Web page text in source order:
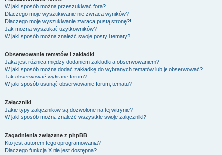
W jaki sposób można przeszukiwać fora?
Dlaczego moje wyszukiwanie nie zwraca wyników?
Dlaczego moje wyszukiwanie zwraca pustą stronę?!
Jak można wyszukać użytkowników?
W jaki sposób można znaleźć swoje posty i tematy?
Obserwowanie tematów i zakładki
Jaka jest różnica między dodaniem zakładki a obserwowaniem?
W jaki sposób można dodać zakładkę do wybranych tematów lub je obserwować?
Jak obserwować wybrane forum?
W jaki sposób usunąć obserwowanie forum, tematu?
Załączniki
Jakie typy załączników są dozwolone na tej witrynie?
W jaki sposób można znaleźć wszystkie swoje załączniki?
Zagadnienia związane z phpBB
Kto jest autorem tego oprogramowania?
Dlaczego funkcja X nie jest dostępna?